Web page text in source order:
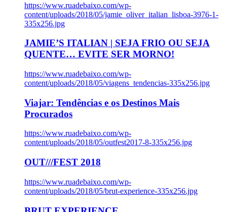
https://www.ruadebaixo.com/wp-
content/uploads/2018/05/jamie_oliver_italian_lisboa-3976-1-
335x256.jpg
JAMIE’S ITALIAN | SEJA FRIO OU SEJA
QUENTE… EVITE SER MORNO!
https://www.ruadebaixo.com/wp-
content/uploads/2018/05/viagens_tendencias-335x256.jpg
Viajar: Tendências e os Destinos Mais
Procurados
https://www.ruadebaixo.com/wp-
content/uploads/2018/05/outfest2017-8-335x256.jpg
OUT///FEST 2018
https://www.ruadebaixo.com/wp-
content/uploads/2018/05/brut-experience-335x256.jpg